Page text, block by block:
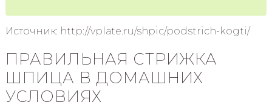
Источник: http://vplate.ru/shpic/podstrich-kogti/
ПРАВИЛЬНАЯ СТРИЖКА
ШПИЦА В ДОМАШНИХ
УСЛОВИЯХ